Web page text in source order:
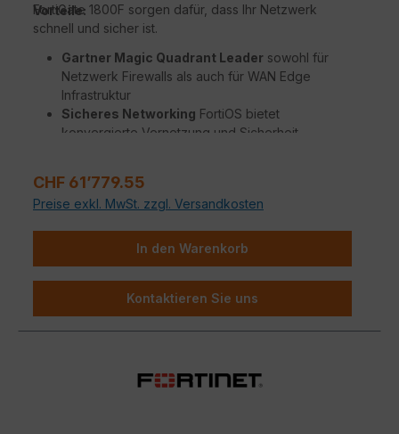
FortiGate 1800F sorgen dafür, dass Ihr Netzwerk
schnell und sicher ist.
Vorteile:
Gartner Magic Quadrant Leader sowohl für
Netzwerk Firewalls als auch für WAN Edge
Infrastruktur
Sicheres Networking FortiOS bietet
konvergierte Vernetzung und Sicherheit
Sicherheit für Unternehmen
KI / ML-gestützten FortiGuard Dienstleistungen
jedes Edge jeder Größenordnung
Regulärer Preis:
CHF 61’779.55
Preise exkl. MwSt. zzgl. Versandkosten
In den Warenkorb
Kontaktieren Sie uns